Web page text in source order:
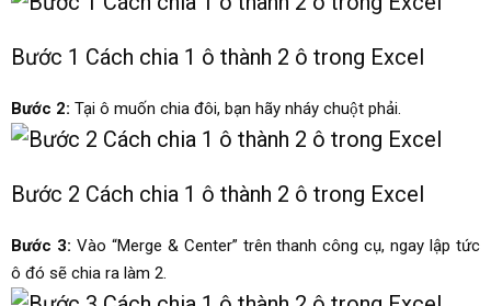
Bước 1 Cách chia 1 ô thành 2 ô trong Excel
Bước 2: Tại ô muốn chia đôi, bạn hãy nháy chuột phải.
Bước 2 Cách chia 1 ô thành 2 ô trong Excel
Bước 3: Vào “Merge & Center” trên thanh công cụ, ngay lập tức
ô đó sẽ chia ra làm 2.